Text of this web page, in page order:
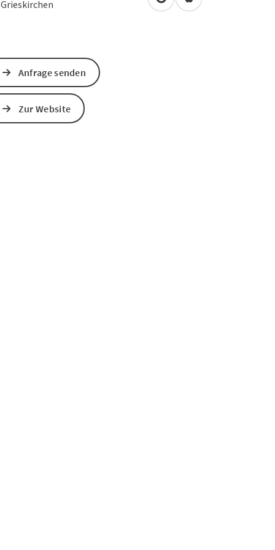
Grieskirchen in Google Maps öffnen
in Apple Maps
Anfrage senden
Zur Website